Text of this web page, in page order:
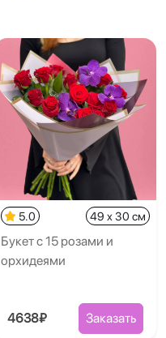
5.0 49 x 30 см
Букет с 15 розами и
орхидеями
4638₽ Заказать